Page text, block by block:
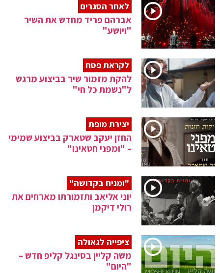
לאחר הסגרים
אברהם פריד מחדש את השיר
"ויושע"
לקראת פסח
להקת מזמור שיר בביצוע מרגש
ל"נשמת כל חי"
יצירת מופת
החזן יעקב שטארק בביצוע שמימי
– "ומפני חטאינו"
"ומניח בקדושה"
יוני אליאב ותזמורתו מארחים את
רולי דיקמן
ציפייה לגאולה
משה קליין בסינגל קליפ חדש –
"היום"